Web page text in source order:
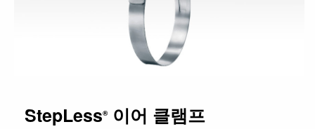
StepLess®이어 클램프